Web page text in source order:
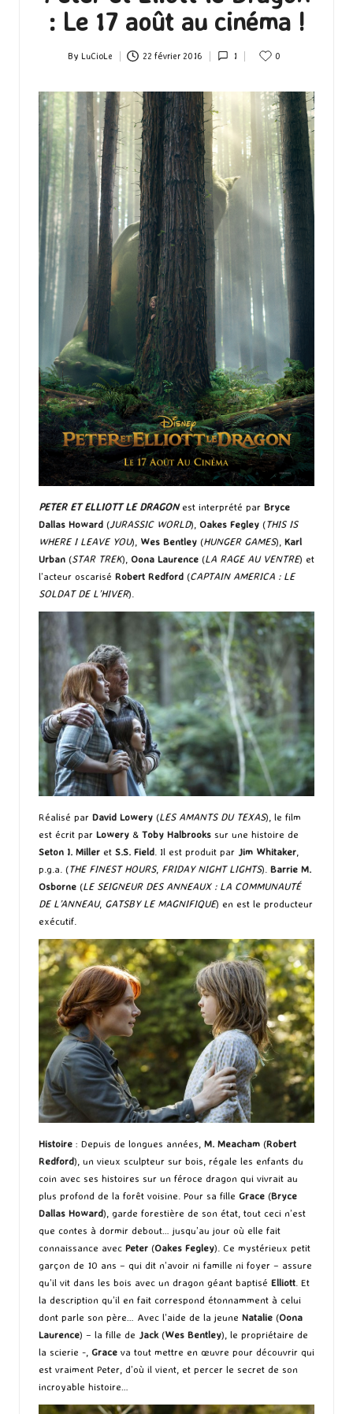
: Le 17 août au cinéma !
Posted
By LuCioLe 22 février 2016 1 0
PETER ET ELLIOTT LE DRAGONest interprété par Bryce
Dallas Howard (JURASSIC WORLD), Oakes Fegley (THIS IS
WHERE I LEAVE YOU), Wes Bentley (HUNGER GAMES), Karl
Urban (STAR TREK), Oona Laurence (LA RAGE AU VENTRE) et
l’acteur oscarisé Robert Redford (CAPTAIN AMERICA : LE
SOLDAT DE L’HIVER).
Réalisé par David Lowery (LES AMANTS DU TEXAS), le film
est écrit par Lowery & Toby Halbrooks sur une histoire de
Seton I. Miller et S.S. Field . Il est produit par Jim Whitaker
p.g.a. (THE FINEST HOURS, FRIDAY NIGHT LIGHTS). Barrie M.
Osborne (LE SEIGNEUR DES ANNEAUX : LA COMMUNAUTÉ
DE L’ANNEAU, GATSBY LE MAGNIFIQUE) en est le producteur
exécutif.
Histoire : Depuis de longues années, M. Meacham (Robert
Redford), un vieux sculpteur sur bois, régale les enfants du
coin avec ses histoires sur un féroce dragon qui vivrait au
plus profond de la forêt voisine. Pour sa fille Grace (Bryce
Dallas Howard), garde forestière de son état, tout ceci n’est
que contes à dormir debout… jusqu’au jour où elle fait
connaissance avec Peter (Oakes Fegley). Ce mystérieux petit
garçon de 10 ans – qui dit n’avoir ni famille ni foyer – assure
qu’il vit dans les bois avec un dragon géant baptisé Elliott . Et
la description qu’il en fait correspond étonnamment à celui
dont parle son père… Avec l’aide de la jeune Natalie (Oona
Laurence) – la fille de Jack (Wes Bentley), le propriétaire de
la scierie -, Grace va tout mettre en œuvre pour découvrir qui
est vraiment Peter, d’où il vient, et percer le secret de son
incroyable histoire…